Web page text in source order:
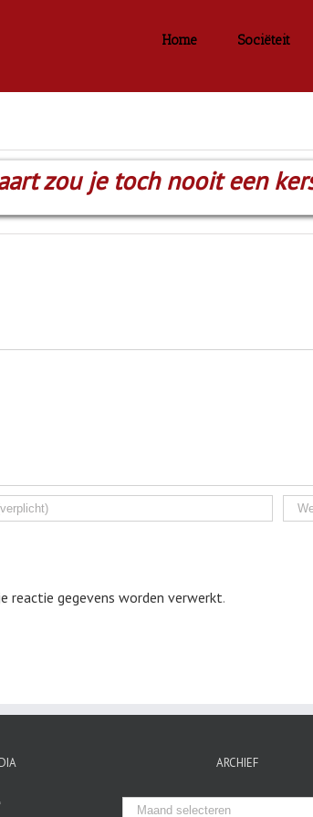
Home Sociëteit
zou je toch nooit een
reactie gegevens worden verwerkt.
ARCHIEF